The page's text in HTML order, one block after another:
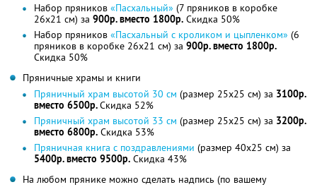
Набор пряников «Пасхальный» (7 пряников в коробке
26х21 см) за 900р. вместо 1800р. Скидка 50%
Набор пряников «Пасхальный с кроликом и цыпленком» (6
пряников в коробке 26х21 см) за 900р. вместо 1800р.
Скидка 50%
Пряничные храмы и книги
Пряничный храм высотой 30 см (размер 25х25 см) за 3100р.
вместо 6500р.Скидка 52%
Пряничный храм высотой 33 см (размер 25х25 см) за 3200р.
вместо 6800р. Скидка 53%
Пряничная книга с поздравлениями (размер 40х25 см) за
5400р. вместо 9500р. Скидка 43%
На любом прянике можно сделать надпись (по вашему